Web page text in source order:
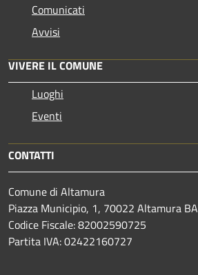
Comunicati
Avvisi
VIVERE IL COMUNE
Luoghi
Eventi
CONTATTI
Comune di Altamura
Piazza Municipio, 1, 70022 Altamura BA
Codice Fiscale: 82002590725
Partita IVA: 02422160727